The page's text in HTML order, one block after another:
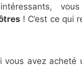
! C’est ce qui
vous avez acheté